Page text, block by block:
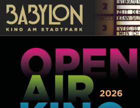
Direkt zum Inhalt